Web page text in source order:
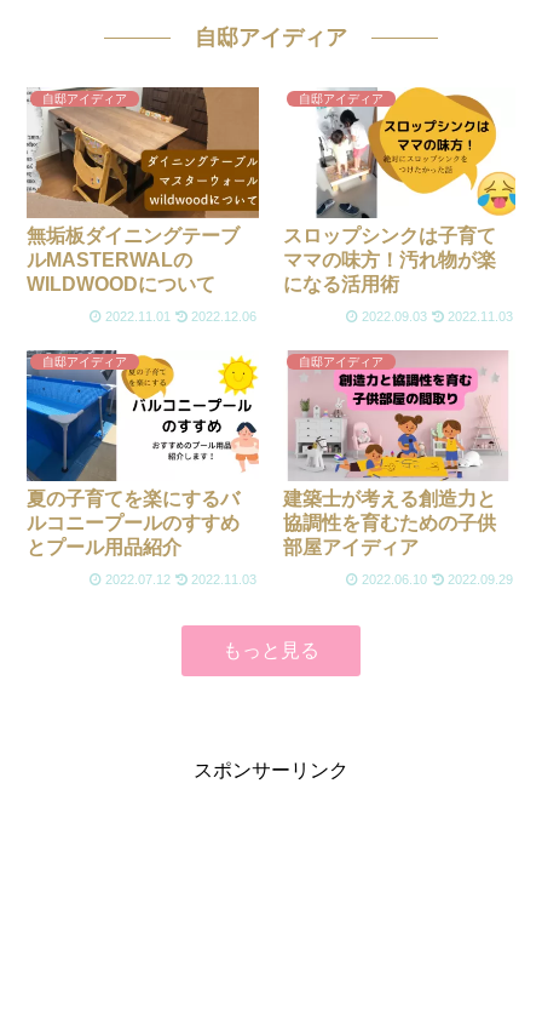
自邸アイディア
自邸アイディア
無垢板ダイニングテーブ
ルMASTERWALの
WILDWOODについて
2022.11.01 2022.12.06
自邸アイディア
スロップシンクは子育て
ママの味方！汚れ物が楽
になる活用術
2022.09.03 2022.11.03
自邸アイディア
夏の子育てを楽にするバ
ルコニープールのすすめ
とプール用品紹介
2022.07.12 2022.11.03
自邸アイディア
建築士が考える創造力と
協調性を育むための子供
部屋アイディア
2022.06.10 2022.09.29
もっと見る
スポンサーリンク